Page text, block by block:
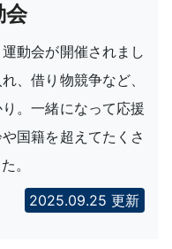
会
動会が開催されまし
、借り物競争など、
。一緒になって応援
国籍を超えてたくさ
。
2025.09.25 更新